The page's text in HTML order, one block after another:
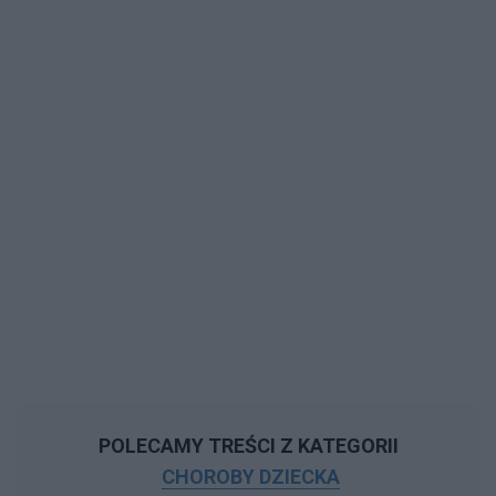
POLECAMY TREŚCI Z KATEGORII
CHOROBY DZIECKA